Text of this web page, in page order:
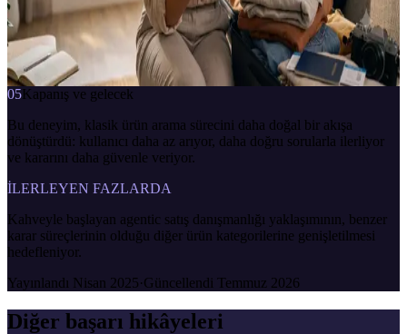
MediaMarkt Danışman
çevrimiçi · anlık yanıt
sert kahve sevmiyorum, daha yumuşak bir şey istiyorum
7/24
anlık yanıt bağlama duyarlı
İletişime geç
05Kapanış ve gelecek
Bu deneyim, klasik ürün arama sürecini daha doğal bir akışa
dönüştürdü: kullanıcı daha az arıyor, daha doğru sorularla ilerliyor
ve kararını daha güvenle veriyor.
İLERLEYEN FAZLARDA
Kahveyle başlayan agentic satış danışmanlığı yaklaşımının, benzer
karar süreçlerinin olduğu diğer ürün kategorilerine genişletilmesi
hedefleniyor.
Yayınlandı Nisan 2025·Güncellendi Temmuz 2026
Diğer başarı hikâyeleri